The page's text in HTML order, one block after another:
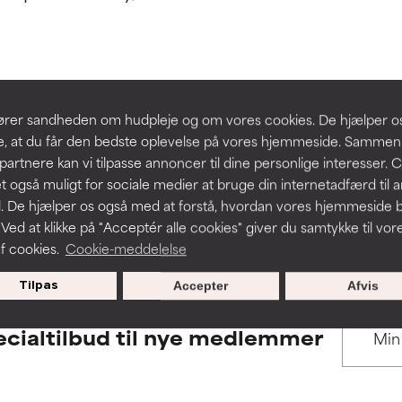
sandheden om hudpleje og om vores cookies. De hjælper
at du får den bedste oplevelse på vores hjemmeside.
kan vi tilpasse annoncer til dine personlige interesser.
også muligt for sociale medier at bruge din internetadfærd til
De hjælper os også med at forstå, hvordan vores hjemmeside
at klikke på "Acceptér alle cookies" giver du samtykke til
cookies. Cookie-meddelelse
Tilpas Afvis
Accepter
BACK TO SEARCH
to assess ingredients in this dictionary. Regulations
men kan have kosmetiske, stabilitetsmæssige eller
anvendelighed.
irritation. Risikoen øges, når det kombineres med andre
inflammation, tørhed osv. Kan være en fordel i nogle
påvist, at ingrediensen gør mere skade end gavn.
men kan have kosmetiske, stabilitetsmæssige eller
anvendelighed.
irritation. Risikoen øges, når det kombineres med andre
inflammation, tørhed osv. Kan være en fordel i nogle
påvist, at ingrediensen gør mere skade end gavn.
til nye medlemmer